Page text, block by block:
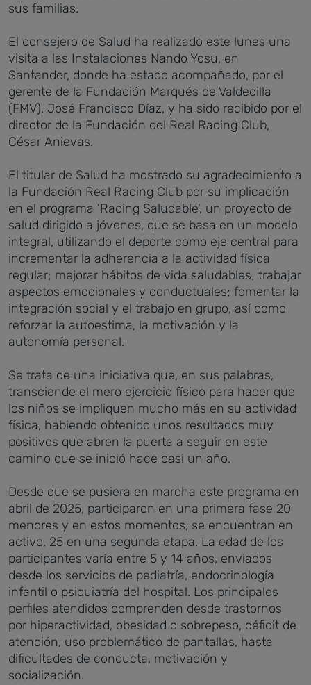
sus familias.
El consejero de Salud ha realizado este lunes una
visita a las Instalaciones Nando Yosu, en
Santander, donde ha estado acompañado, por el
gerente de la Fundación Marqués de Valdecilla
(FMV), José Francisco Díaz, y ha sido recibido por el
director de la Fundación del Real Racing Club,
César Anievas.
El titular de Salud ha mostrado su agradecimiento a
la Fundación Real Racing Club por su implicación
en el programa 'Racing Saludable', un proyecto de
salud dirigido a jóvenes, que se basa en un modelo
integral, utilizando el deporte como eje central para
incrementar la adherencia a la actividad física
regular; mejorar hábitos de vida saludables; trabajar
aspectos emocionales y conductuales; fomentar la
integración social y el trabajo en grupo, así como
reforzar la autoestima, la motivación y la
autonomía personal.
Se trata de una iniciativa que, en sus palabras,
transciende el mero ejercicio físico para hacer que
los niños se impliquen mucho más en su actividad
física, habiendo obtenido unos resultados muy
positivos que abren la puerta a seguir en este
camino que se inició hace casi un año.
Desde que se pusiera en marcha este programa en
abril de 2025, participaron en una primera fase 20
menores y en estos momentos, se encuentran en
activo, 25 en una segunda etapa. La edad de los
participantes varía entre 5 y 14 años, enviados
desde los servicios de pediatría, endocrinología
infantil o psiquiatría del hospital. Los principales
perfiles atendidos comprenden desde trastornos
por hiperactividad, obesidad o sobrepeso, déficit de
atención, uso problemático de pantallas, hasta
dificultades de conducta, motivación y
socialización.